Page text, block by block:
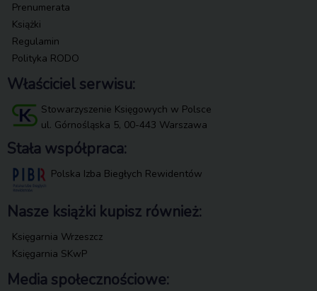
Prenumerata
Książki
Regulamin
Polityka RODO
Właściciel serwisu:
Stowarzyszenie Księgowych w Polsce
ul. Górnośląska 5, 00-443 Warszawa
Stała współpraca:
Polska Izba Biegłych Rewidentów
Nasze książki kupisz również:
Księgarnia Wrzeszcz
Księgarnia SKwP
Media społecznościowe: